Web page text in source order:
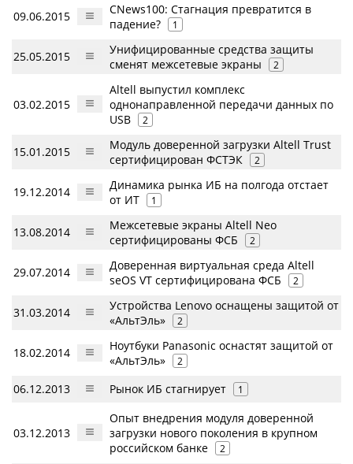
09.06.2015
CNews100: Стагнация превратится в
падение?
1
25.05.2015
Унифицированные средства защиты
сменят межсетевые экраны
2
03.02.2015
Altell выпустил комплекс
однонаправленной передачи данных по
USB
2
15.01.2015
Модуль доверенной загрузки Altell Trust
сертифицирован ФСТЭК
2
19.12.2014
Динамика рынка ИБ на полгода отстает
от ИТ
1
13.08.2014
Межсетевые экраны Altell Neo
сертифицированы ФСБ
2
29.07.2014
Доверенная виртуальная среда Altell
seOS VT сертифицирована ФСБ
2
31.03.2014
Устройства Lenovo оснащены защитой от
«АльтЭль»
2
18.02.2014
Ноутбуки Panasonic оснастят защитой от
«АльтЭль»
2
06.12.2013 Рынок ИБ стагнирует 1
03.12.2013
Опыт внедрения модуля доверенной
загрузки нового поколения в крупном
российском банке
2